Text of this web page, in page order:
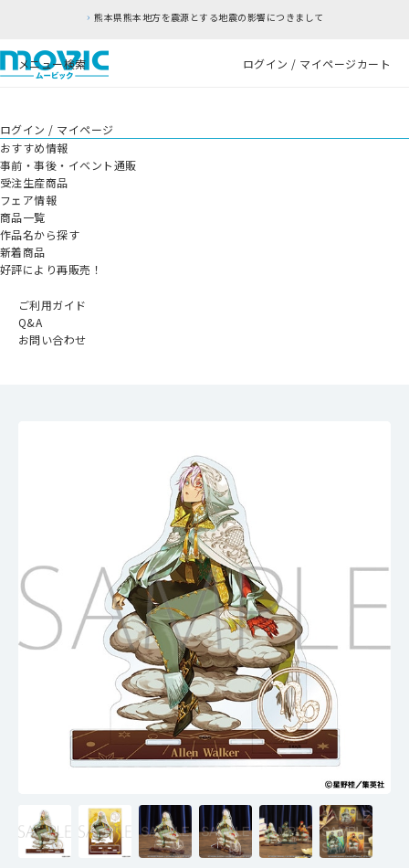
熊本県熊本地方を震源とする地震の影響につきまして
メニュー検索 ログイン / マイページカート
ログイン / マイページ
おすすめ情報
事前・事後・イベント通販
受注生産商品
フェア情報
商品一覧
作品名から探す
新着商品
好評により再販売！
ご利用ガイド
Q&A
お問い合わせ